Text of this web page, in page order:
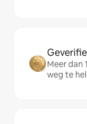
Meer dan
weg te